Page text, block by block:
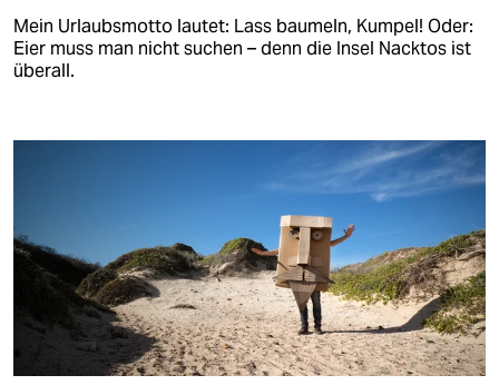
Mein Urlaubsmotto lautet: Lass baumeln, Kumpel! Oder:
Eier muss man nicht suchen – denn die Insel Nacktos ist
überall.